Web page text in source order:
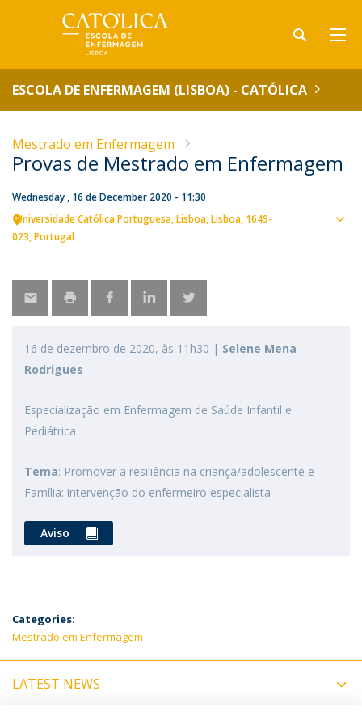
ESCOLA DE ENFERMAGEM (LISBOA) - CATÓLICA
Mestrado em Enfermagem
Provas de Mestrado em Enfermagem
Wednesday , 16 de December 2020 - 11:30
Universidade Católica Portuguesa Lisboa Lisboa 1649-
023 Portugal
16 de dezembro de 2020, às 11h30 | Selene Mena
Rodrigues
Especialização em Enfermagem de Saúde Infantil e
Pediátrica
Tema: Promover a resiliência na criança/adolescente e
Família: intervenção do enfermeiro especialista
Aviso
Categories:
Mestrado em Enfermagem
LATEST NEWS